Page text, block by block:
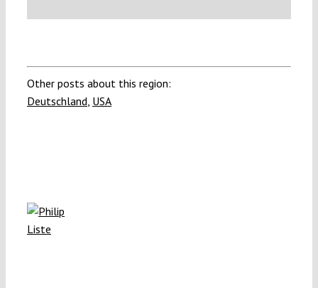
Other posts about this region:
Deutschland USA